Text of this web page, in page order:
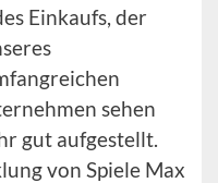
Einkaufs, der
sehen
gut aufgestellt.
von Spiele Max